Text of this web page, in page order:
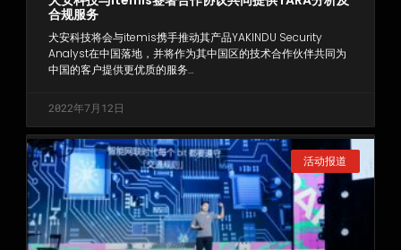
合规服务
犬安科技将会与itemis携手推动其产品YAKINDU Security
Analyst在中国落地，并将作为其中国区的技术合作伙伴共同为
中国的客户提供更优质的服务…
2022年7月12日
活动报道